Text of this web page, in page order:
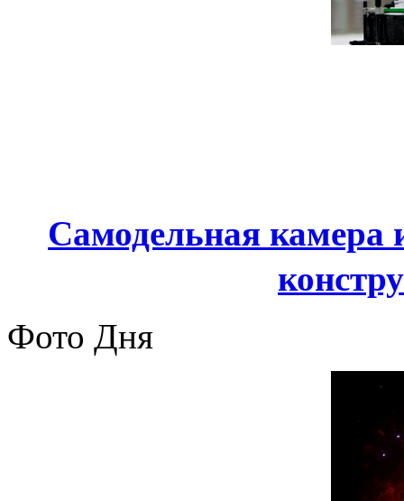
Самодельная камера
Фото Дня